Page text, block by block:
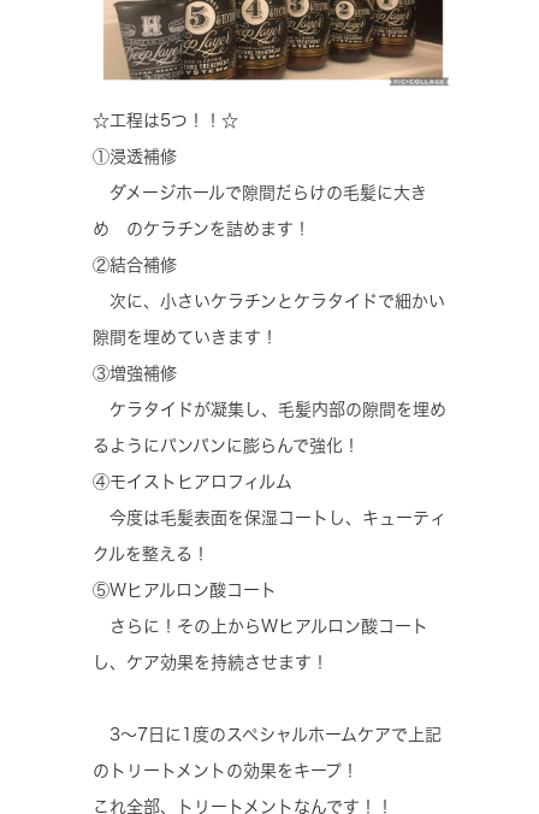
☆工程は5つ！！☆
①浸透補修
ダメージホールで隙間だらけの毛髪に大き
め のケラチンを詰めます！
②結合補修
次に、小さいケラチンとケラタイドで細かい
隙間を埋めていきます！
③増強補修
ケラタイドが凝集し、毛髪内部の隙間を埋め
るようにパンパンに膨らんで強化！
④モイストヒアロフィルム
今度は毛髪表面を保湿コートし、キューティ
クルを整える！
⑤Wヒアルロン酸コート
さらに！その上からWヒアルロン酸コート
し、ケア効果を持続させます！
3〜7日に1度のスペシャルホームケアで上記
のトリートメントの効果をキープ！
これ全部、トリートメントなんです！！